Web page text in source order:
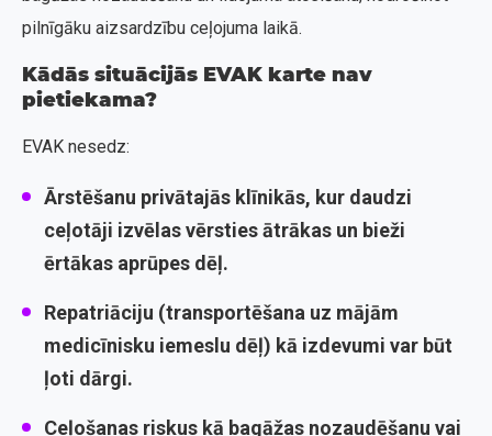
pilnīgāku aizsardzību ceļojuma laikā.
Kādās situācijās EVAK karte nav
pietiekama?
EVAK nesedz:
Ārstēšanu privātajās klīnikās, kur daudzi
ceļotāji izvēlas vērsties ātrākas un bieži
ērtākas aprūpes dēļ.
Repatriāciju (transportēšana uz mājām
medicīnisku iemeslu dēļ) kā izdevumi var būt
ļoti dārgi.
Ceļošanas riskus kā bagāžas nozaudēšanu vai